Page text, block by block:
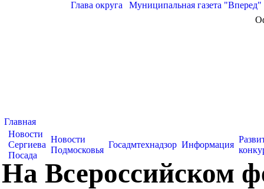
Глава округа Муниципальная газета "Вперед"
Главная
Новости
Сергиева
Посада
Новости
Подмосковья
Госадмтехнадзор Информация
На Всероссийском